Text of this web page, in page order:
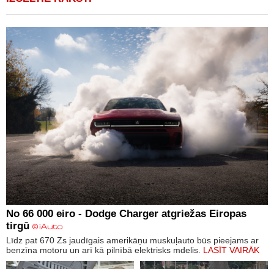
No 66 000 eiro - Dodge Charger atgriežas Eiropas
tirgū
Līdz pat 670 Zs jaudīgais amerikāņu muskuļauto būs pieejams ar
benzīna motoru un arī kā pilnībā elektrisks mdelis. LASĪT VAIRĀK